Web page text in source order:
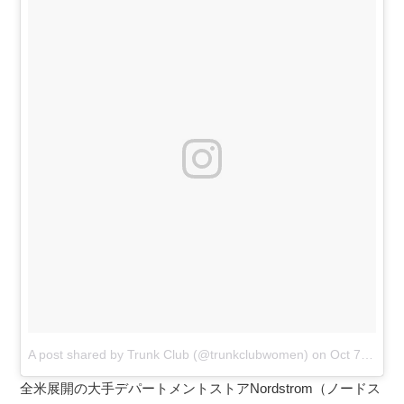
A post shared by Trunk Club (@trunkclubwomen) on Oct 7, 2017 at 2:46pm PDT
全米展開の大手デパートメントストアNordstrom（ノードス